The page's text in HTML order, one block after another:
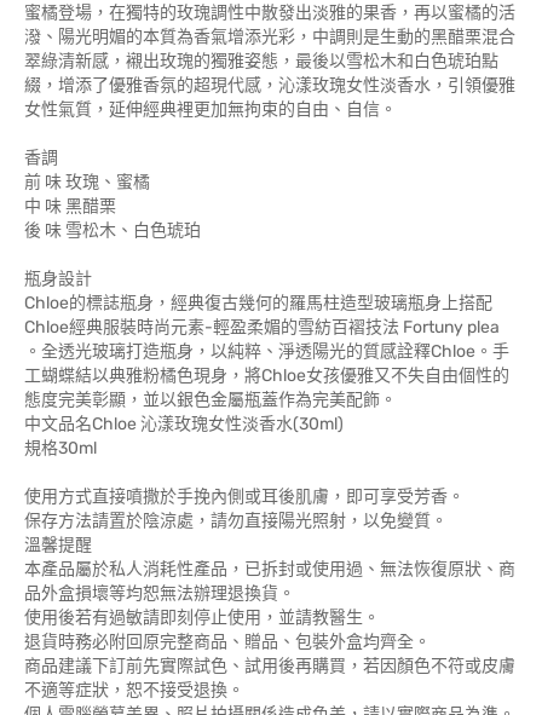
蜜橘登場，在獨特的玫瑰調性中散發出淡雅的果香，再以蜜橘的活
潑、陽光明媚的本質為香氣增添光彩，中調則是生動的黑醋栗混合
翠綠清新感，襯出玫瑰的獨雅姿態，最後以雪松木和白色琥珀點
綴，增添了優雅香氛的超現代感，沁漾玫瑰女性淡香水，引領優雅
女性氣質，延伸經典裡更加無拘束的自由、自信。
香調
前 味 玫瑰、蜜橘
中 味 黑醋栗
後 味 雪松木、白色琥珀
瓶身設計
Chloe的標誌瓶身，經典復古幾何的羅馬柱造型玻璃瓶身上搭配
Chloe經典服裝時尚元素-輕盈柔媚的雪紡百褶技法 Fortuny plea
。全透光玻璃打造瓶身，以純粹、淨透陽光的質感詮釋Chloe。手
工蝴蝶結以典雅粉橘色現身，將Chloe女孩優雅又不失自由個性的
態度完美彰顯，並以銀色金屬瓶蓋作為完美配飾。
中文品名Chloe 沁漾玫瑰女性淡香水(30ml)
規格30ml
使用方式直接噴撒於手挽內側或耳後肌膚，即可享受芳香。
保存方法請置於陰涼處，請勿直接陽光照射，以免變質。
溫馨提醒
本產品屬於私人消耗性產品，已拆封或使用過、無法恢復原狀、商
品外盒損壞等均恕無法辦理退換貨。
使用後若有過敏請即刻停止使用，並請教醫生。
退貨時務必附回原完整商品、贈品、包裝外盒均齊全。
商品建議下訂前先實際試色、試用後再購買，若因顏色不符或皮膚
不適等症狀，恕不接受退換。